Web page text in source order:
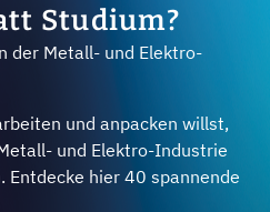
Studium?
der Metall- und Elektro-
und anpacken willst,
und Elektro-Industrie
Entdecke hier 40 spannende